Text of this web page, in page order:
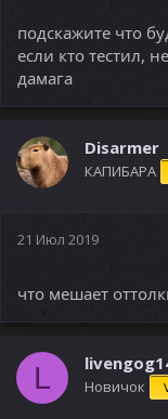
подскажите что
если кто тестил,
дамага
Disarmer
КАПИБАРА
21 Июл 2019
что мешает
L Новичок